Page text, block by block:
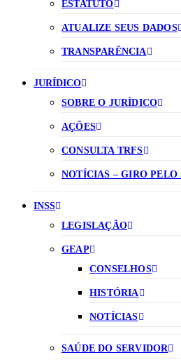
ESTATUTO
ATUALIZE SEUS DADOS
TRANSPARÊNCIA
JURÍDICO
SOBRE O JURÍDICO
AÇÕES
CONSULTA TRFS
NOTÍCIAS – GIRO
INSS
LEGISLAÇÃO
GEAP
CONSELHOS
HISTÓRIA
NOTÍCIAS
SAÚDE DO SERVIDOR